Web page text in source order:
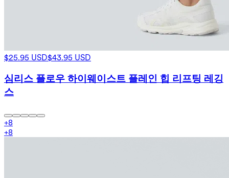
$25.95 USD$43.95 USD
심리스 플로우 하이웨이스트 플레인 힙 리프팅 레깅
스
+8
+8